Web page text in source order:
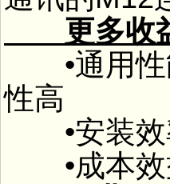
更多收
•通用性
性高
•安装效
•成本效